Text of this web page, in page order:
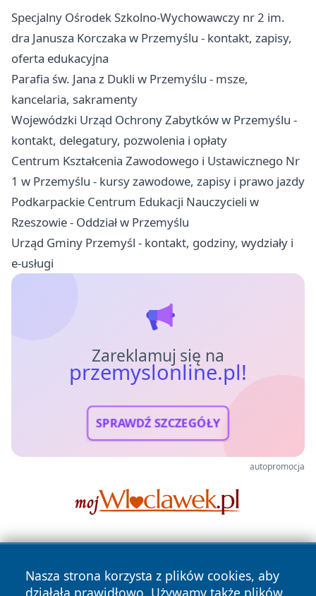
Specjalny Ośrodek Szkolno-Wychowawczy nr 2 im.
dra Janusza Korczaka w Przemyślu - kontakt, zapisy,
oferta edukacyjna
Parafia św. Jana z Dukli w Przemyślu - msze,
kancelaria, sakramenty
Wojewódzki Urząd Ochrony Zabytków w Przemyślu -
kontakt, delegatury, pozwolenia i opłaty
Centrum Kształcenia Zawodowego i Ustawicznego Nr
1 w Przemyślu - kursy zawodowe, zapisy i prawo jazdy
Podkarpackie Centrum Edukacji Nauczycieli w
Rzeszowie - Oddział w Przemyślu
Urząd Gminy Przemyśl - kontakt, godziny, wydziały i
e-usługi
Zareklamuj się na
przemyslonline.pl!
SPRAWDŹ SZCZEGÓŁY
autopromocja
Nasza strona korzysta z plików cookies, aby
działała prawidłowo. Używamy także plików